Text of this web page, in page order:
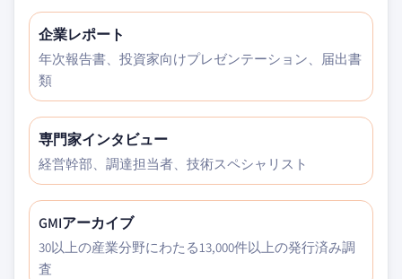
企業レポート
年次報告書、投資家向けプレゼンテーション、届出書
類
専門家インタビュー
経営幹部、調達担当者、技術スペシャリスト
GMIアーカイブ
30以上の産業分野にわたる13,000件以上の発行済み調
査